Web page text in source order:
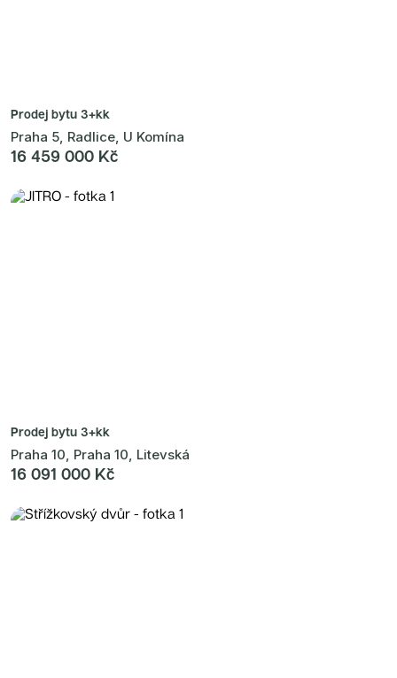
Prodej bytu 3+kk
Praha 5, Radlice, U Komína
16 459 000 Kč
Prodej bytu 3+kk
Praha 10, Praha 10, Litevská
16 091 000 Kč